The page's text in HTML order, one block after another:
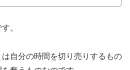
。
自分の時間を切り売りするもの